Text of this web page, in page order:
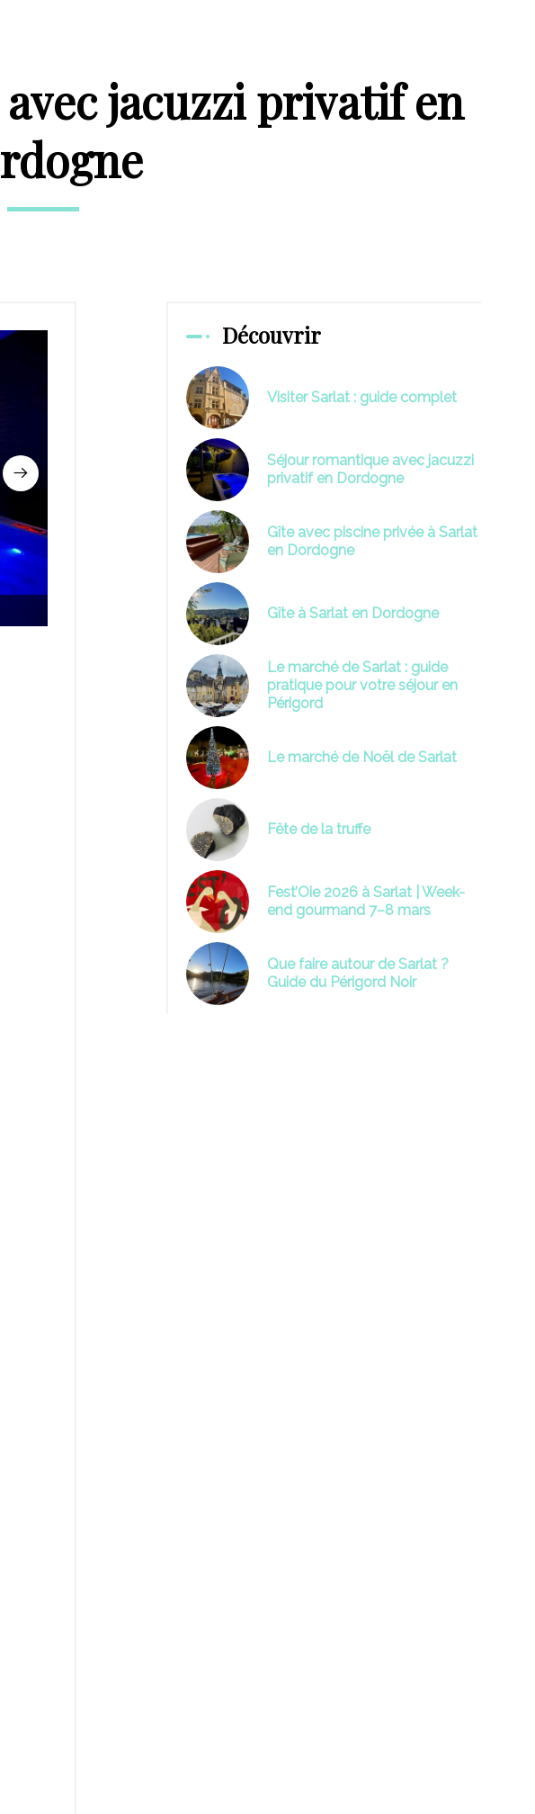
jacuzzi privatif en
sejour romantique Dordogne-spaprivatif-sarlat-
weekendenamoureux
Découvrir
Visiter Sarlat : guide complet
Séjour romantique avec jacuzzi
privatif en Dordogne
Gîte avec piscine privée à Sarlat
en Dordogne
Gîte à Sarlat en Dordogne
Le marché de Sarlat : guide
pratique pour votre séjour en
Périgord
Le marché de Noël de Sarlat
Fête de la truffe
Fest’Oie 2026 à Sarlat | Week-
end gourmand 7–8 mars
Que faire autour de Sarlat ?
Guide du Périgord Noir